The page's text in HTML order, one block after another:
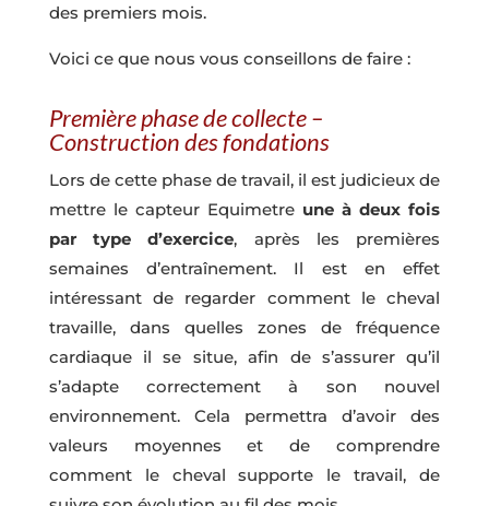
des premiers mois.
Voici ce que nous vous conseillons de faire :
Première phase de collecte –
Construction des fondations
Lors de cette phase de travail, il est judicieux de
mettre le capteur Equimetreune à deux fois
par type d’exercice, après les premières
semaines d’entraînement. Il est en effet
intéressant de regarder comment le cheval
travaille, dans quelles zones de fréquence
cardiaque il se situe, afin de s’assurer qu’il
s’adapte correctement à son nouvel
environnement. Cela permettra d’avoir des
valeurs moyennes et de comprendre
comment le cheval supporte le travail, de